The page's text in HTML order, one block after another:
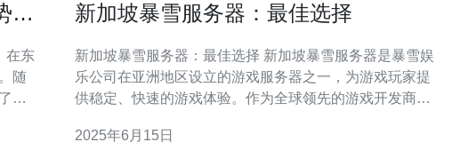
分
在东
随
本
新加坡暴雪服务器：最佳选择
新加坡暴雪服务器：最佳选择 新加坡暴雪服务器是暴雪娱
乐公司在亚洲地区设立的游戏服务器之一，为游戏玩家提
供稳定、快速的游戏体验。作为全球领先的游戏开发商和
睐。 新加坡暴雪服务器在亚洲地区拥有众多优势，使其成
2025年6月15日